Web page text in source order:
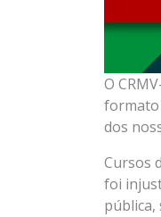
O
formato
dos
Cursos
foi
pública,